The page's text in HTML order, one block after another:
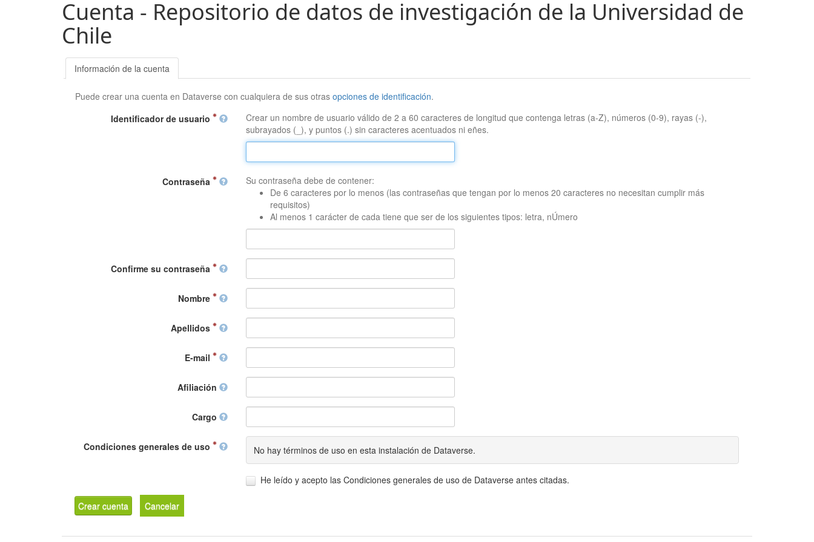
Cuenta - Repositorio de datos de investigación de la Universidad de
Chile
Información de la cuenta
Puede crear una cuenta en Dataverse con cualquiera de sus otrasopciones de identificación.
Identificador de usuario
Crear un nombre de usuario válido de 2 a 60 caracteres de longitud que contenga letras (a-Z), números (0-9), rayas (-),
subrayados (_), y puntos (.) sin caracteres acentuados ni eñes.
Contraseña
Su contraseña debe de contener:
De 6 caracteres por lo menos (las contraseñas que tengan por lo menos 20 caracteres no necesitan cumplir más
requisitos)
Al menos 1 carácter de cada tiene que ser de los siguientes tipos: letra, nÚmero
Confirme su contraseña
Nombre
Apellidos
E-mail
Afiliación
Cargo
Condiciones generales de uso No hay términos de uso en esta instalación de Dataverse.
He leído y acepto las Condiciones generales de uso de Dataverse antes citadas.
Crear cuenta Cancelar